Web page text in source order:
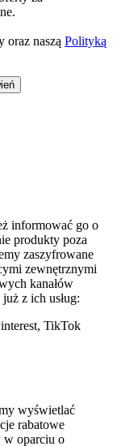
oraz naszą Polityką
informować go o
produkty poza
zaszyfrowane
zewnętrznymi
kanałów
z ich usług:
TikTok
wyświetlać
rabatowe
w oparciu o